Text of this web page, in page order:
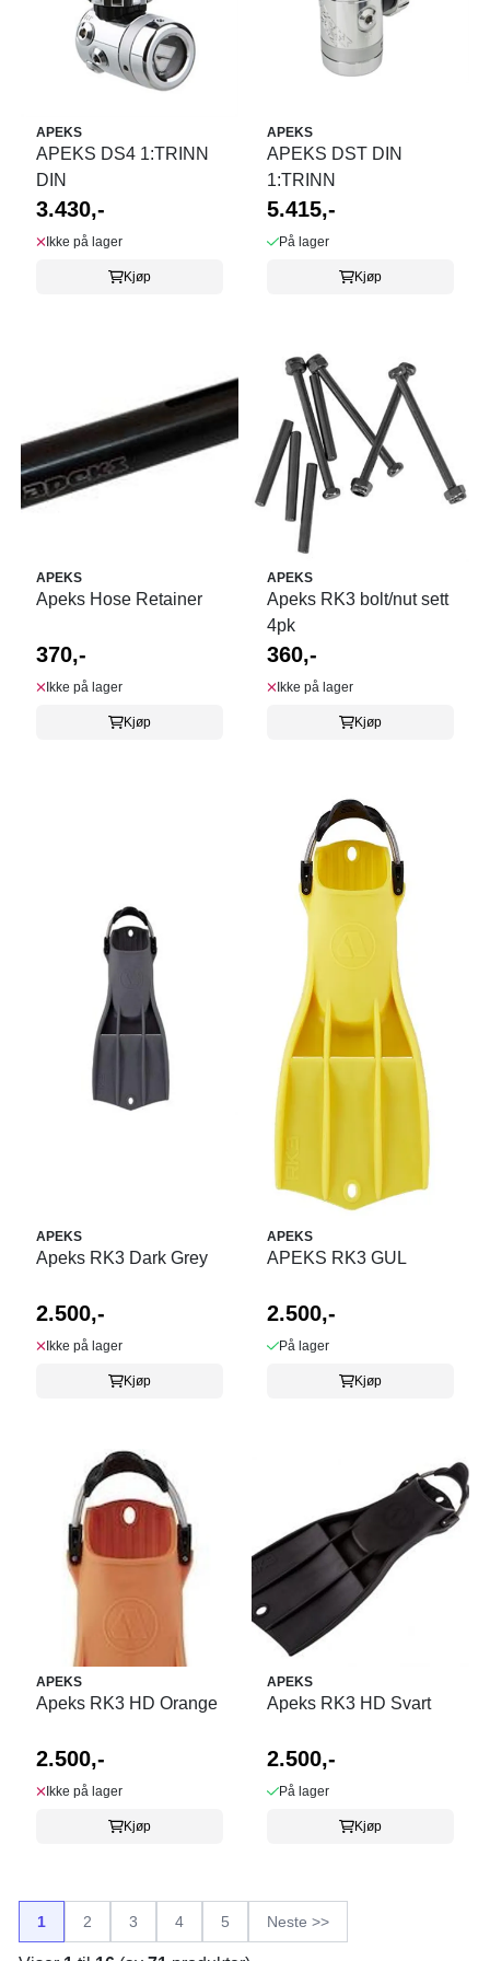
APEKS
APEKS DS4 1:TRINN
DIN
3.430,-
Ikke på lager
Kjøp
APEKS
APEKS DST DIN
1:TRINN
5.415,-
På lager
Kjøp
APEKS
Apeks Hose Retainer
370,-
Ikke på lager
Kjøp
APEKS
Apeks RK3 bolt/nut sett
4pk
360,-
Ikke på lager
Kjøp
APEKS
Apeks RK3 Dark Grey
2.500,-
Ikke på lager
Kjøp
APEKS
APEKS RK3 GUL
2.500,-
På lager
Kjøp
APEKS
Apeks RK3 HD Orange
2.500,-
Ikke på lager
Kjøp
APEKS
Apeks RK3 HD Svart
2.500,-
På lager
Kjøp
1 2 3 4 5 Neste >>